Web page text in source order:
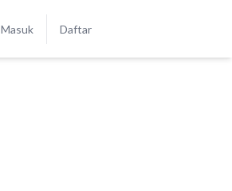
Masuk Daftar